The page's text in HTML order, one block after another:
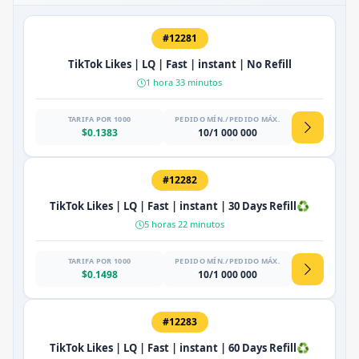
#12281
TikTok Likes | LQ | Fast | instant | No Refill
1 hora 33 minutos
TARIFA POR 1000
$0.1383
PEDIDO MÍN./PEDIDO MÁX.
10/1 000 000
#12282
TikTok Likes | LQ | Fast | instant | 30 Days Refill♻️
5 horas 22 minutos
TARIFA POR 1000
$0.1498
PEDIDO MÍN./PEDIDO MÁX.
10/1 000 000
#12283
TikTok Likes | LQ | Fast | instant | 60 Days Refill♻️